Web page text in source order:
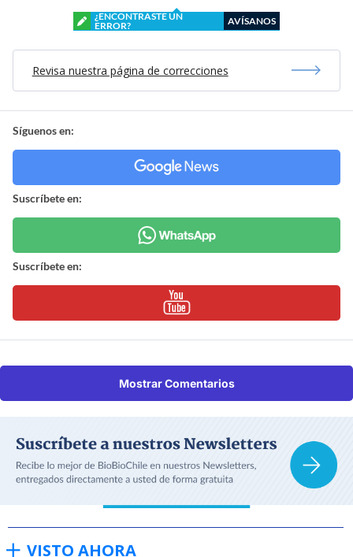
¿ENCONTRASTE UN
ERROR?
AVÍSANOS
Revisa nuestra página de correcciones
Síguenos en:
Suscríbete en:
Suscríbete en:
Mostrar Comentarios
VISTO AHORA